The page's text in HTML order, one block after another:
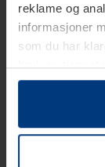
reklame og
informasjoner
som du har
bruk av
Etter loven kan
datamaskin,
trenger vi din
tilbakekalle